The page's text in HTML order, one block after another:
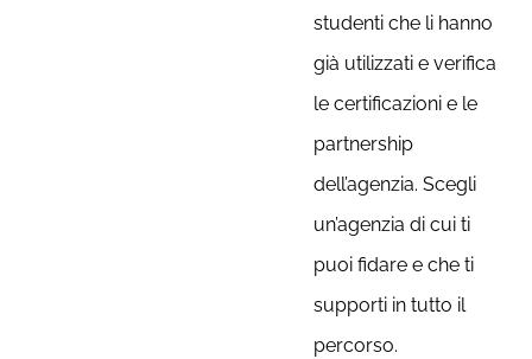
studenti che li hanno
già utilizzati e verifica
le certificazioni e le
partnership
dell’agenzia. Scegli
un’agenzia di cui ti
puoi fidare e che ti
supporti in tutto il
percorso.